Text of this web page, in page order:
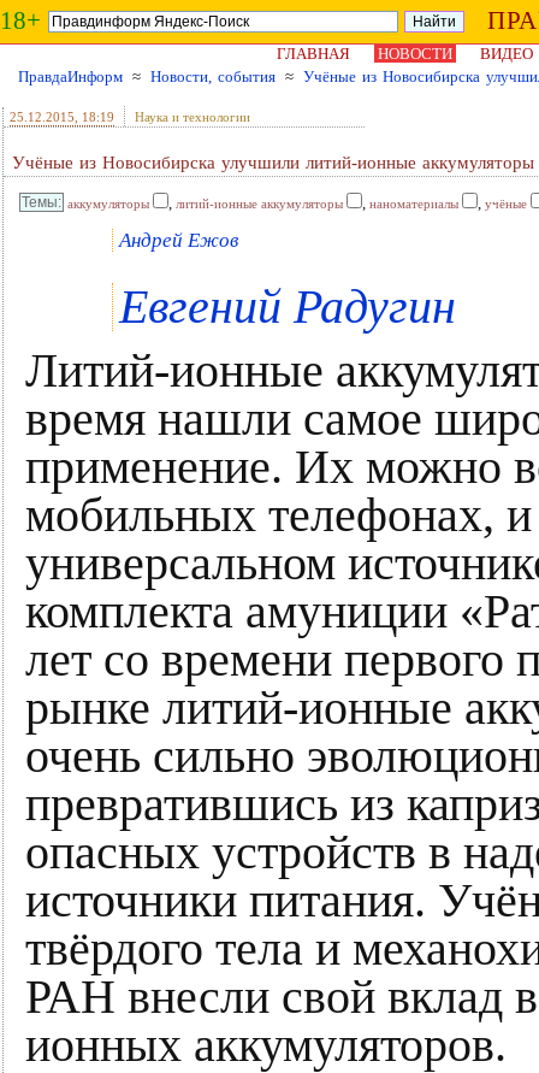
18+
ГЛАВНАЯ НОВОСТИ
ВИДЕО
ПравдаИнформ ≈ Новости, события ≈ Учёные из Новосибирска
25.12.2015 , 18:19 Наука и технологии
Учёные из Новосибирска улучшили литий-ионные аккумуляторы
аккумуляторы , литий-ионные аккумуляторы , наноматериалы , учёные
Андрей Ежов
Евгений Радугин
Литий-ионные
время нашли самое
применение. Их можно
мобильных телефонах,
универсальном
комплекта амуниции
лет со времени первого
рынке литий-ионные
очень сильно
превратившись из
опасных устройств в
источники питания.
твёрдого тела и
РАН внесли свой вклад
ионных аккумуляторов.